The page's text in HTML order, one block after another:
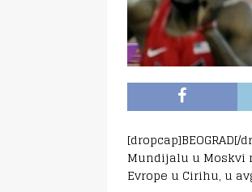
Mundijalu u Moskvi
Evrope u Cirihu, u